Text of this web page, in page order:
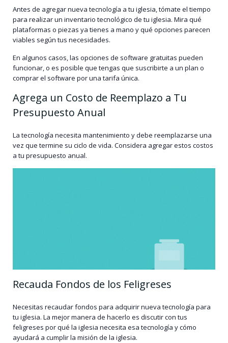
Antes de agregar nueva tecnología a tu iglesia, tómate el tiempo
para realizar un inventario tecnológico de tu iglesia. Mira qué
plataformas o piezas ya tienes a mano y qué opciones parecen
viables según tus necesidades.
En algunos casos, las opciones de software gratuitas pueden
funcionar, o es posible que tengas que suscribirte a un plan o
comprar el software por una tarifa única.
Agrega un Costo de Reemplazo a Tu
Presupuesto Anual
La tecnología necesita mantenimiento y debe reemplazarse una
vez que termine su ciclo de vida. Considera agregar estos costos
a tu presupuesto anual.
Recauda Fondos de los Feligreses
Necesitas recaudar fondos para adquirir nueva tecnología para
tu iglesia. La mejor manera de hacerlo es discutir con tus
feligreses por qué la iglesia necesita esa tecnología y cómo
ayudará a cumplir la misión de la iglesia.